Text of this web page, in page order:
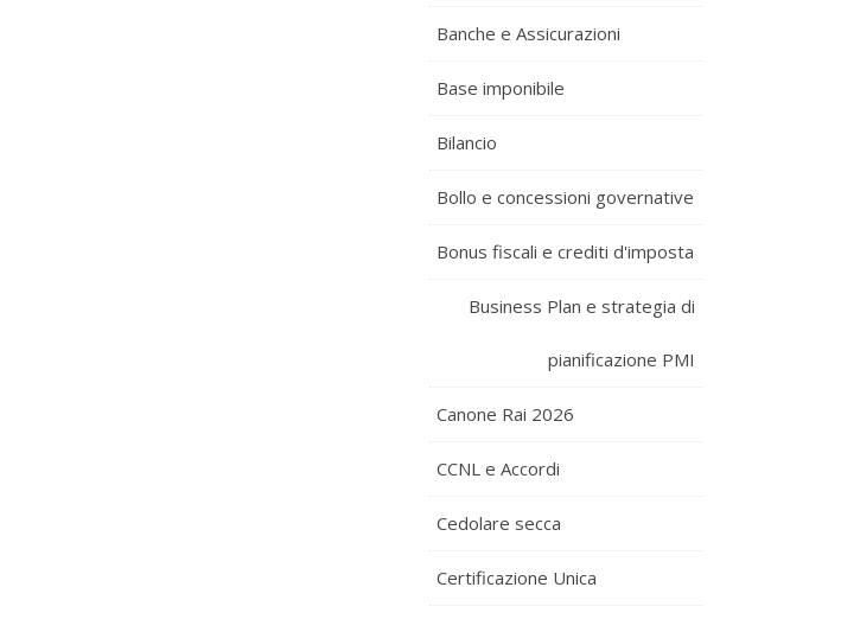
Banche e Assicurazioni
Base imponibile
Bilancio
Bollo e concessioni governative
Bonus fiscali e crediti d'imposta
Business Plan e strategia di
pianificazione PMI
Canone Rai 2026
CCNL e Accordi
Cedolare secca
Certificazione Unica